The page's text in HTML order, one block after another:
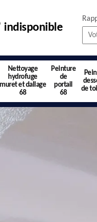
indisponible
Nettoyage
hydrofuge
muret et dallage
68
Peinture
de
portail
68
de